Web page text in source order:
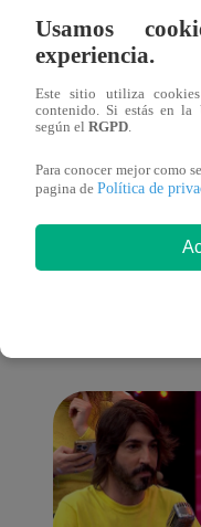
¿Yahaira Plasencia y
más unidas que
Usamos
experiencia.
Este sitio utiliza
contenido. Si estás en la
según el RGPD.
Para conocer mejor como
pagina de Política de